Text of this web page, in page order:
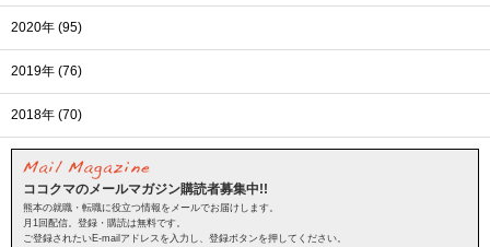
2020年 (95)
2019年 (76)
2018年 (70)
ココクマのメールマガジン購読者募集中!!
熊本の就職・転職に役立つ情報をメールでお届けします。
月1回配信。登録・購読は無料です。
ご登録されたいE-mailアドレスを入力し、登録ボタンを押してください。